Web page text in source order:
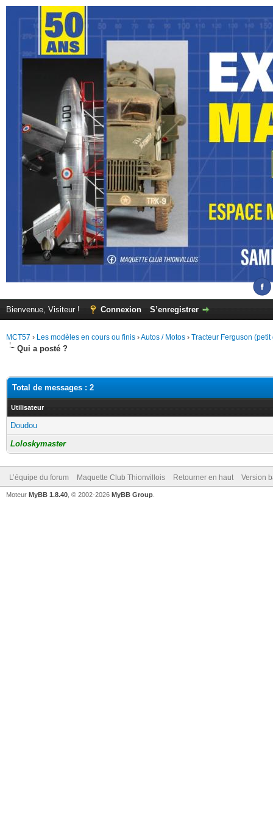
Bienvenue, Visiteur ! Connexion S’enregistrer
MCT57 › Les modèles en cours ou finis ›Autos / Motos › Tracteur Ferguson
Qui a posté ?
Total de messages : 2
Utilisateur
Doudou
Loloskymaster
L’équipe du forum Maquette Club Thionvillois Retourner en haut Version
Moteur MyBB 1.8.40 , © 2002-2026 MyBB Group